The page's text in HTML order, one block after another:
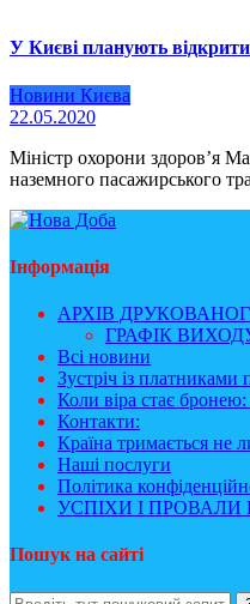
У Києві планують
Новини Києва
22.05.2020
Міністр охорони здоров’я
наземного пасажирського
Інформація
АРХІВ
ГРАФІК
Всі новини
Зустріч із
Коли віра стає
Контакти:
Країна тримається не
Наші послуги
Політика
УСПІХИ І ПРОВАЛИ
Пошук на сайті